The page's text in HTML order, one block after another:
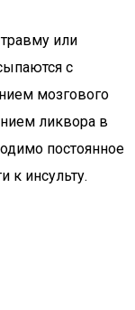
или
с
мозгового
ликвора в
постоянное
к инсульту.